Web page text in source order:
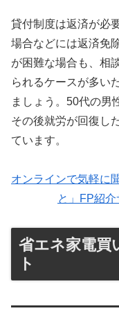
貸付制度は返済が必
場合などには返済免
が困難な場合も、相
られるケースが多い
ましょう。50代の男
その後就労が回復し
ています。
オンラインで気軽に
と」FP紹介
省エネ家電買
ト